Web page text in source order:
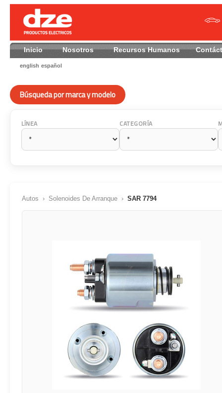
Inicio Nosotros Recursos Humanos
english español
Búsqueda por marca y modelo
LÍNEA CATEGORÍA
Autos › Solenoides De Arranque› SAR 7794